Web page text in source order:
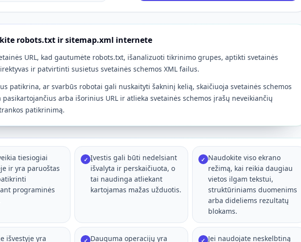
robots.txt ir sitemap.xml internete
URL, kad gautumėte robots.txt, išanalizuoti tikrinimo grupes, aptikti svetainės
ir patvirtinti susietus svetainės schemos XML failus.
patikrina, ar svarbūs robotai gali nuskaityti šakninį kelią, skaičiuoja svetainės schemos
pasikartojančius arba išorinius URL ir atlieka svetainės schemos įrašų neveikiančių
patikrinimą.
tiesiogiai
ir yra paruoštas
programinės
✓ Įvestis gali būti nedelsiant
išvalyta ir perskaičiuota, o
tai naudinga atliekant
kartojamas mažas užduotis.
✓ Naudokite viso ekrano
režimą, kai reikia daugiau
vietos ilgam tekstui,
struktūriniams duomenims
arba dideliems rezultatų
blokams.
išvestyje yra
✓ Dauguma operacijų yra
✓ Jei naudojate neskelbtiną